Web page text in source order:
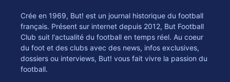
Crée en 1969, But! est un journal historique du football
français. Présent sur internet depuis 2012, But Football
Club suit l'actualité du football en temps réel. Au coeur
du foot et des clubs avec des news, infos exclusives,
dossiers ou interviews, But! vous fait vivre la passion du
football.